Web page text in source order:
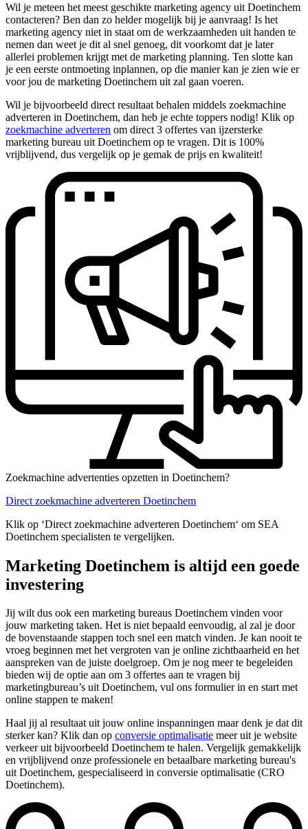
Wil je meteen het meest geschikte marketing agency uit Doetinchem
contacteren? Ben dan zo helder mogelijk bij je aanvraag! Is het
marketing agency niet in staat om de werkzaamheden uit handen te
nemen dan weet je dit al snel genoeg, dit voorkomt dat je later
allerlei problemen krijgt met de marketing planning. Ten slotte kan
je een eerste ontmoeting inplannen, op die manier kan je zien wie er
voor jou de marketing Doetinchem uit zal gaan voeren.
Wil je bijvoorbeeld direct resultaat behalen middels zoekmachine
adverteren in Doetinchem, dan heb je echte toppers nodig! Klik op
zoekmachine adverteren om direct 3 offertes van ijzersterke
marketing bureau uit Doetinchem op te vragen. Dit is 100%
vrijblijvend, dus vergelijk op je gemak de prijs en kwaliteit!
Zoekmachine advertenties opzetten in Doetinchem?
Direct zoekmachine adverteren Doetinchem
Klik op ‘Direct zoekmachine adverteren Doetinchem‘ om SEA
Doetinchem specialisten te vergelijken.
Marketing Doetinchem is altijd een goede
investering
Jij wilt dus ook een marketing bureaus Doetinchem vinden voor
jouw marketing taken. Het is niet bepaald eenvoudig, al zal je door
de bovenstaande stappen toch snel een match vinden. Je kan nooit te
vroeg beginnen met het vergroten van je online zichtbaarheid en het
aanspreken van de juiste doelgroep. Om je nog meer te begeleiden
bieden wij de optie aan om 3 offertes aan te vragen bij
marketingbureau’s uit Doetinchem, vul ons formulier in en start met
online stappen te maken!
Haal jij al resultaat uit jouw online inspanningen maar denk je dat dit
sterker kan? Klik dan op conversie optimalisatie meer uit je website
verkeer uit bijvoorbeeld Doetinchem te halen. Vergelijk gemakkelijk
en vrijblijvend onze professionele en betaalbare marketing bureau's
uit Doetinchem, gespecialiseerd in conversie optimalisatie (CRO
Doetinchem).